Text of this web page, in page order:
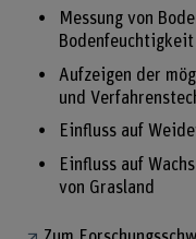
Messung von
Bodenfeuchtigkeit
Aufzeigen der
und
Einfluss auf
Einfluss auf
von Grasland